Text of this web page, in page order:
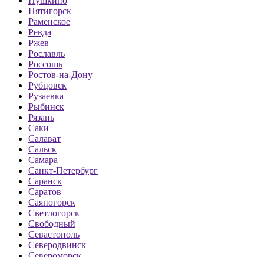
Пятигорск
Раменское
Ревда
Ржев
Рославль
Россошь
Ростов-на-Дону
Рубцовск
Рузаевка
Рыбинск
Рязань
Саки
Салават
Сальск
Самара
Санкт-Петербург
Саранск
Саратов
Саяногорск
Светлогорск
Свободный
Севастополь
Северодвинск